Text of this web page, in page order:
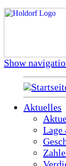
Show
Aktuelles
Lage